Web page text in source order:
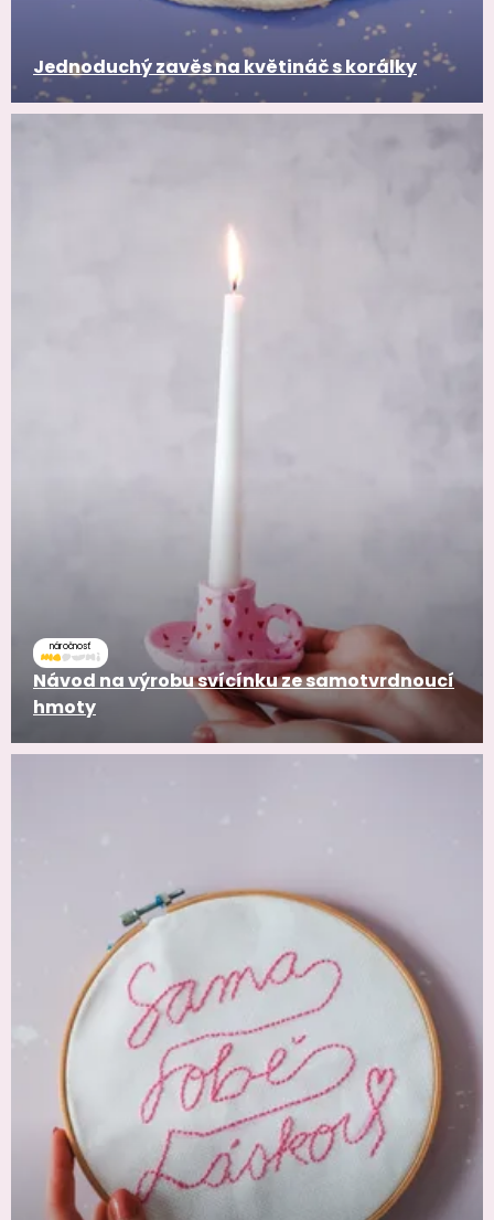
Jednoduchý zavěs na květináč s korálky
náročnosť
Návod na výrobu svícínku ze samotvrdnoucí
hmoty